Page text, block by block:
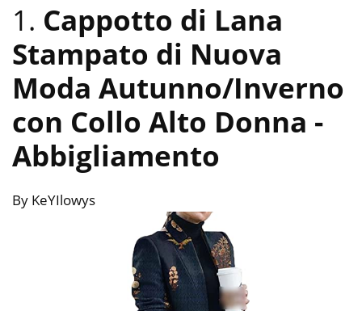
1. Cappotto di Lana
Stampato di Nuova
Moda Autunno/Inverno
con Collo Alto Donna -
Abbigliamento
By KeYIlowys